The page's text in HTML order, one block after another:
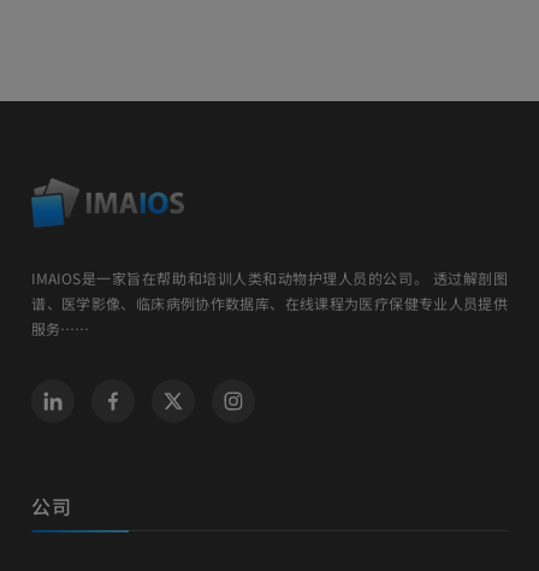
IMAIOS是一家旨在帮助和培训人类和动物护理人员的公司。 透过解剖图
谱、医学影像、临床病例协作数据库、在线课程为医疗保健专业人员提供
服务……
公司